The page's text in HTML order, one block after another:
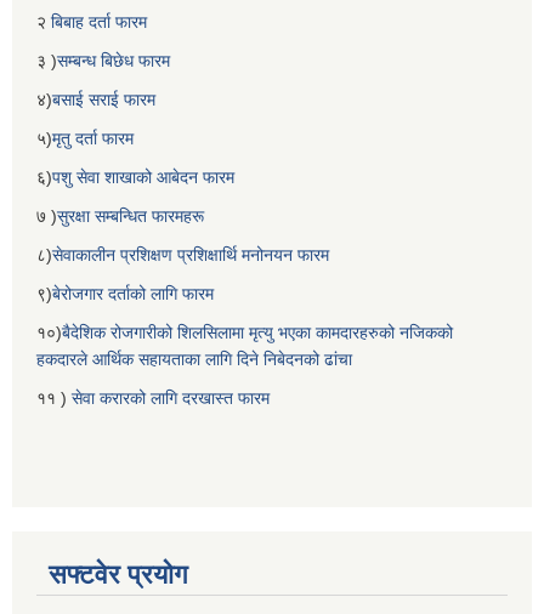
२ बिबाह दर्ता फारम
३ )सम्बन्ध बिछेध फारम
४)बसाई सराई फारम
५)मृतु दर्ता फारम
६)पशु सेवा शाखाको आबेदन फारम
७ )सुरक्षा सम्बन्धित फारमहरू
८)सेवाकालीन प्रशिक्षण प्रशिक्षार्थि मनोनयन फारम
९)बेरोजगार दर्ताको लागि फारम
१०)बैदेशिक रोजगारीको शिलसिलामा मृत्यु भएका कामदारहरुको नजिकको
हकदारले आर्थिक सहायताका लागि दिने निबेदनको ढांचा
११ ) सेवा करारको लागि दरखास्त फारम
सफ्टवेर प्रयोग